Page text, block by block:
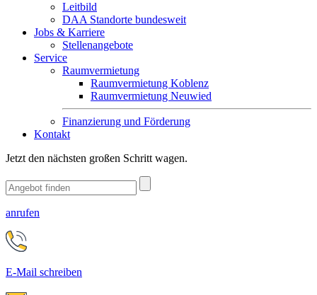
Leitbild
DAA Standorte bundesweit
Jobs & Karriere
Stellenangebote
Service
Raumvermietung
Raumvermietung Koblenz
Raumvermietung Neuwied
Finanzierung und Förderung
Kontakt
Jetzt den nächsten großen Schritt wagen.
anrufen
E-Mail schreiben